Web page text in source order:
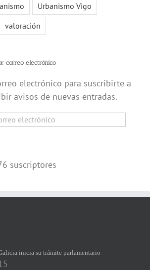
Urbanismo Vigo
valoración
correo electrónico
electrónico para suscribirte a
avisos de nuevas entradas.
suscriptores
inicia su trámite parlamentario